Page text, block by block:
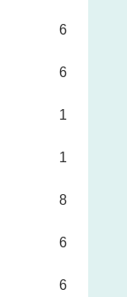
6
6
1
1
8
6
6